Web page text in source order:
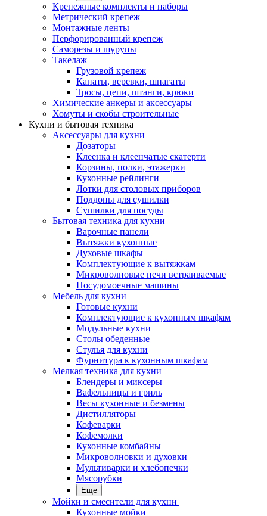
Крепежные комплекты и наборы
Метрический крепеж
Монтажные ленты
Перфорированный крепеж
Саморезы и шурупы
Такелаж
Грузовой крепеж
Канаты, веревки, шпагаты
Тросы, цепи, штанги, крюки
Химические анкеры и аксессуары
Хомуты и скобы строительные
Кухни и бытовая техника
Аксессуары для кухни
Дозаторы
Клеенка и клеенчатые скатерти
Корзины, полки, этажерки
Кухонные рейлинги
Лотки для столовых приборов
Поддоны для сушилки
Сушилки для посуды
Бытовая техника для кухни
Варочные панели
Вытяжки кухонные
Духовые шкафы
Комплектующие к вытяжкам
Микроволновые печи встраиваемые
Посудомоечные машины
Мебель для кухни
Готовые кухни
Комплектующие к кухонным шкафам
Модульные кухни
Столы обеденные
Стулья для кухни
Фурнитура к кухонным шкафам
Мелкая техника для кухни
Блендеры и миксеры
Вафельницы и гриль
Весы кухонные и безмены
Дистилляторы
Кофеварки
Кофемолки
Кухонные комбайны
Микроволновки и духовки
Мультиварки и хлебопечки
Мясорубки
Еще
Мойки и смесители для кухни
Кухонные мойки